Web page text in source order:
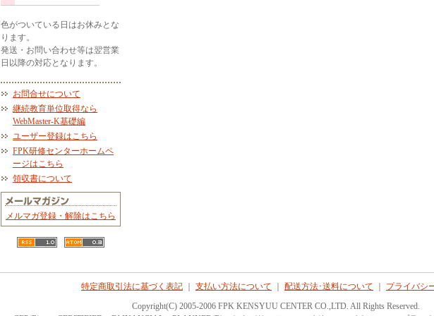
色がついている日はお休みとな
ります。
発送・お問い合わせ等は翌営業
日以降の対応となります。
お問合せについて
継続教育単位取得なら
WebMaster-K基礎編
ユーザー登録はこちら
FPK研修センターホームペ
ージはこちら
領収書について
メルマガ登録・解除はこちら
特定商取引法に基づく表記 支払い方法について 配送方法･送料について
プライバシ
Copyright(C) 2005-2006 FPK KENSYUU CENTER CO.,LTD. All Rights Reserved.